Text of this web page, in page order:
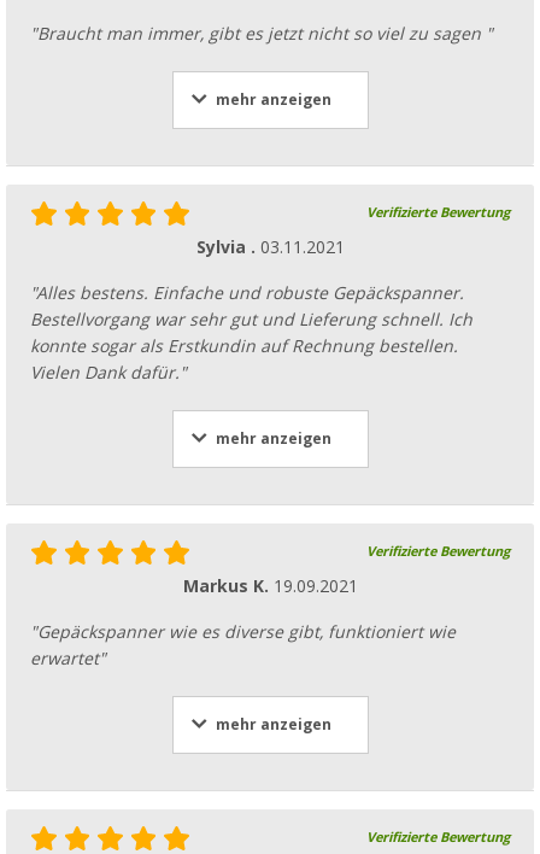
"Braucht man immer, gibt es jetzt nicht so viel zu sagen "
mehr anzeigen
Verifizierte Bewertung
Sylvia . 03.11.2021
"Alles bestens. Einfache und robuste Gepäckspanner.
Bestellvorgang war sehr gut und Lieferung schnell. Ich
konnte sogar als Erstkundin auf Rechnung bestellen.
Vielen Dank dafür."
mehr anzeigen
Verifizierte Bewertung
Markus K. 19.09.2021
"Gepäckspanner wie es diverse gibt, funktioniert wie
erwartet"
mehr anzeigen
Verifizierte Bewertung